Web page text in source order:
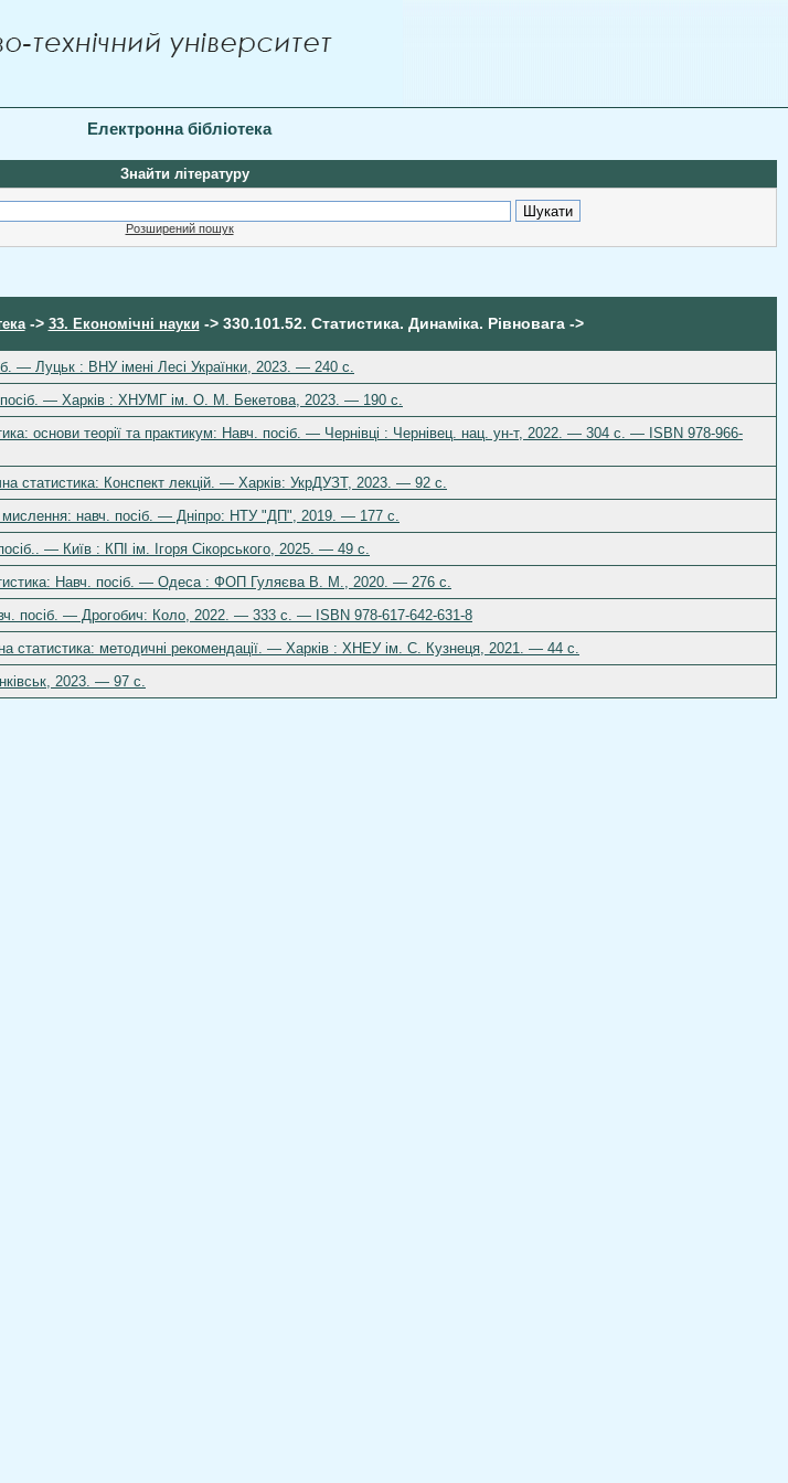
Електронна бібліотека
Знайти літературу
Розширений пошук
-> 33. Економічні науки -> 330.101.52. Статистика. Динаміка. Рівновага ->
— Луцьк : ВНУ імені Лесі Українки, 2023. — 240 с.
— Харків : ХНУМГ ім. О. М. Бекетова, 2023. — 190 с.
основи теорії та практикум: Навч. посіб. — Чернівці : Чернівец. нац. ун-т, 2022. — 304 с. — ISBN 978-966-
статистика: Конспект лекцій. — Харків: УкрДУЗТ, 2023. — 92 с.
мислення: навч. посіб. — Дніпро: НТУ "ДП", 2019. — 177 с.
— Київ : КПІ ім. Ігоря Сікорського, 2025. — 49 c.
Навч. посіб. — Одеса : ФОП Гуляєва В. М., 2020. — 276 с.
посіб. — Дрогобич: Коло, 2022. — 333 с. — ISBN 978-617-642-631-8
статистика: методичні рекомендації. — Харків : ХНЕУ ім. С. Кузнеця, 2021. — 44 с.
2023. — 97 с.